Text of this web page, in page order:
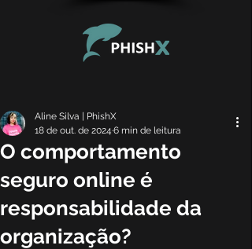
O comportamento
seguro online é
responsabilidade da
organização?
Aline Silva | PhishX
18 de out. de 2024 6 min de leitura